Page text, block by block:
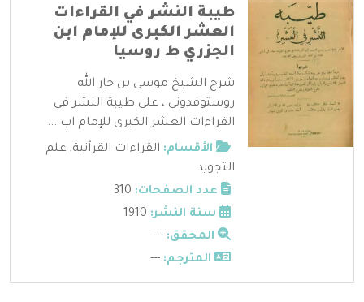
طيبة النشر في القراءات
العشر الكبرى للإمام ابن
الجزري ط روسيا
شرح الشيخ موسى بن جار الله
روستوفدوني ، على طيبة النشر في
القراءات العشر الكبرى للإمام اب ...
الأقسام: القراءات القرآنية, علم
التجويد
عدد الصفحات:
سنة النشر:
المحقق: ---
المترجم: ---